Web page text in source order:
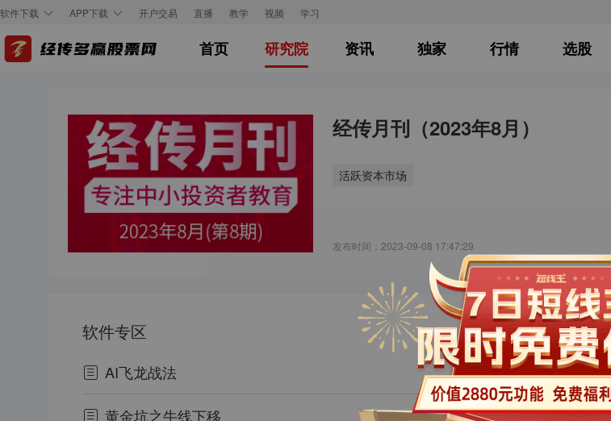
软件下载 APP下载 开户交易 直播 教学 视频 学习
首页 研究院 资讯 独家 行情 选股
经传月刊（2023年8月）
活跃资本市场
发布时间：2023-09-08 17:47:29
软件专区
AI飞龙战法
黄金坑之牛线下移